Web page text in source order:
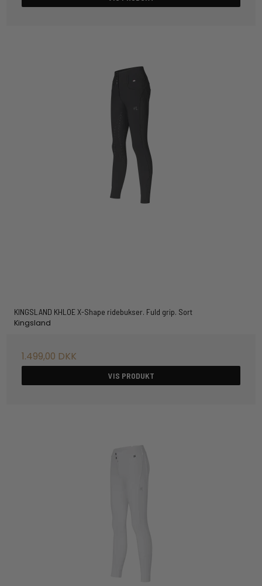
KINGSLAND KHLOE X-Shape ridebukser. Fuld grip. Sort
Kingsland
1.499,00 DKK
VIS PRODUKT